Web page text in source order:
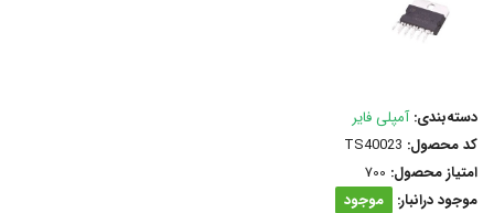
دسته‌بندی:آمپلی فایر
کد محصول: TS40023
امتیاز محصول: 700
موجود درانبار:
موجود